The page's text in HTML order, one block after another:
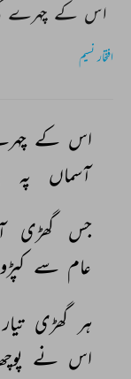
اس کے چہرے
افتخار نسیم
اس کے
آسماں
پہ
جس گھڑی
عام سے
ہر گھڑی تیار
اس نے